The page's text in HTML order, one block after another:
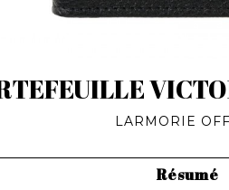
LARMORIE
Résumé